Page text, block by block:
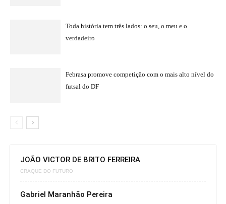
Toda história tem três lados: o seu, o meu e o
verdadeiro
Febrasa promove competição com o mais alto nível do
futsal do DF
JOÃO VICTOR DE BRITO FERREIRA
CRAQUE DO FUTURO
Gabriel Maranhão Pereira